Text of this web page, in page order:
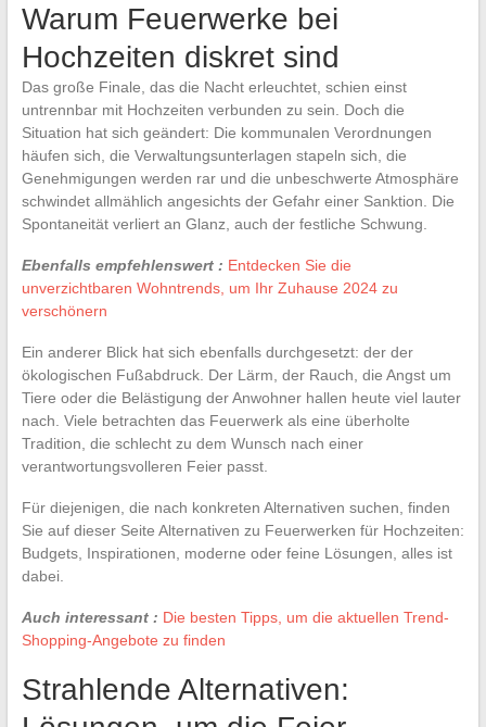
Warum Feuerwerke bei
Hochzeiten diskret sind
Das große Finale, das die Nacht erleuchtet, schien einst
untrennbar mit Hochzeiten verbunden zu sein. Doch die
Situation hat sich geändert: Die kommunalen Verordnungen
häufen sich, die Verwaltungsunterlagen stapeln sich, die
Genehmigungen werden rar und die unbeschwerte Atmosphäre
schwindet allmählich angesichts der Gefahr einer Sanktion. Die
Spontaneität verliert an Glanz, auch der festliche Schwung.
Ebenfalls empfehlenswert : Entdecken Sie die
unverzichtbaren Wohntrends, um Ihr Zuhause 2024 zu
verschönern
Ein anderer Blick hat sich ebenfalls durchgesetzt: der der
ökologischen Fußabdruck. Der Lärm, der Rauch, die Angst um
Tiere oder die Belästigung der Anwohner hallen heute viel lauter
nach. Viele betrachten das Feuerwerk als eine überholte
Tradition, die schlecht zu dem Wunsch nach einer
verantwortungsvolleren Feier passt.
Für diejenigen, die nach konkreten Alternativen suchen, finden
Sie auf dieser Seite Alternativen zu Feuerwerken für Hochzeiten:
Budgets, Inspirationen, moderne oder feine Lösungen, alles ist
dabei.
Auch interessant : Die besten Tipps, um die aktuellen Trend-
Shopping-Angebote zu finden
Strahlende Alternativen: